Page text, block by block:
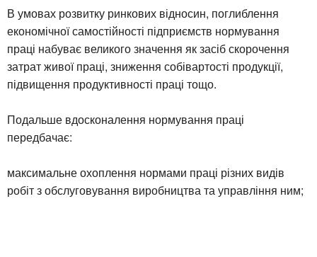
В умовах розвитку ринкових відносин, поглиблення
економічної самостійності підприємств нормування
праці набуває великого значення як засіб скорочення
затрат живої праці, зниження собівартості продукції,
підвищення продуктивності праці тощо.
Подальше вдосконалення нормування праці
передбачає:
максимальне охоплення нормами праці різних видів
робіт з обслуговування виробництва та управління ним;